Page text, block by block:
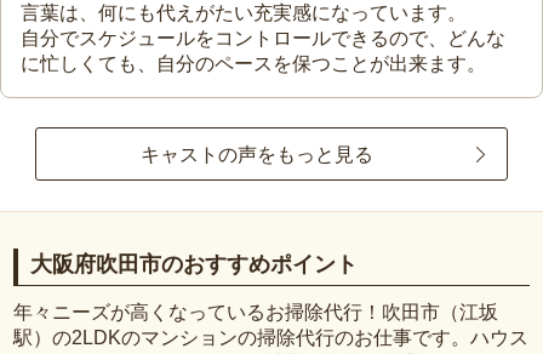
言葉は、何にも代えがたい充実感になっています。
自分でスケジュールをコントロールできるので、どんな
に忙しくても、自分のペースを保つことが出来ます。
キャストの声をもっと見る
大阪府吹田市のおすすめポイント
年々ニーズが高くなっているお掃除代行！吹田市（江坂
駅）の2LDKのマンションの掃除代行のお仕事です。ハウス